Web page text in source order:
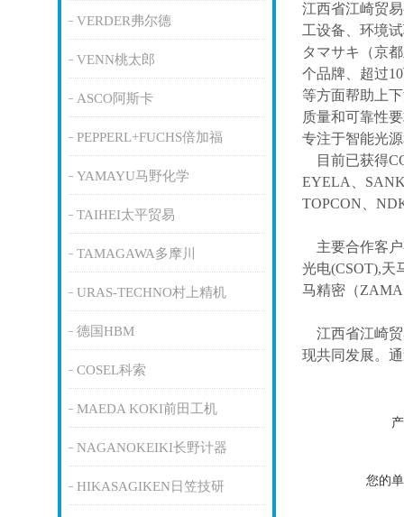
VERDER弗尔德
VENN桃太郎
ASCO阿斯卡
PEPPERL+FUCHS倍加福
YAMAYU马野化学
TAIHEI太平贸易
TAMAGAWA多摩川
URAS-TECHNO村上精机
德国HBM
COSEL科索
MAEDA KOKI前田工机
NAGANOKEIKI长野计器
HIKASAGIKEN日笠技研
江西省江崎贸
工设备、环境
タマサキ（京
个品牌、超过
等方面帮助上
质量和可靠性
专注于智能光
目前已获得
EYELA、
TOPCON、
主要合作客
光电(CSOT),天
马精密（
江西省江崎
现共同发展。
您的